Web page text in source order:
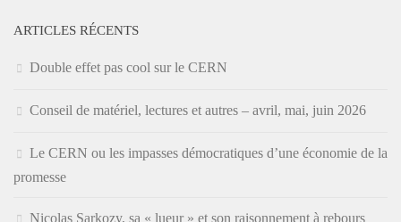
ARTICLES RÉCENTS
Double effet pas cool sur le CERN
Conseil de matériel, lectures et autres – avril, mai, juin 2026
Le CERN ou les impasses démocratiques d’une économie de la
promesse
Nicolas Sarkozy, sa « lueur » et son raisonnement à rebours